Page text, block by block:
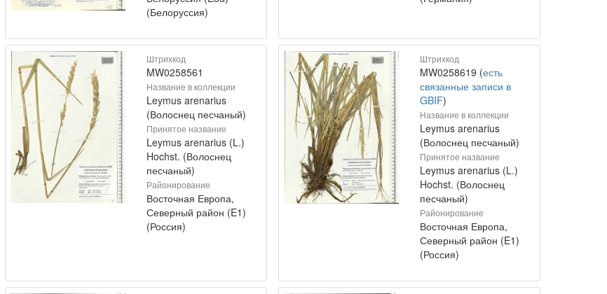
(Белоруссия)
Штрихкод
MW0258561
Название в коллекции
Leymus arenarius
(Волоснец песчаный)
Принятое название
Leymus arenarius (L.)
Hochst. (Волоснец
песчаный)
Районирование
Восточная Европа,
Северный район (E1)
(Россия)
Штрихкод
MW0258619 (есть
связанные записи в
GBIF)
Название в коллекции
Leymus arenarius
(Волоснец песчаный)
Принятое название
Leymus arenarius (L.)
Hochst. (Волоснец
песчаный)
Районирование
Восточная Европа,
Северный район (E1)
(Россия)